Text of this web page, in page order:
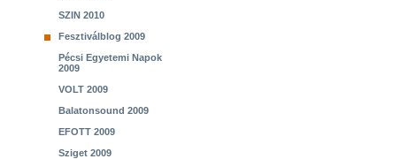
SZIN 2010
Fesztiválblog 2009
Pécsi Egyetemi Napok
2009
VOLT 2009
Balatonsound 2009
EFOTT 2009
Sziget 2009